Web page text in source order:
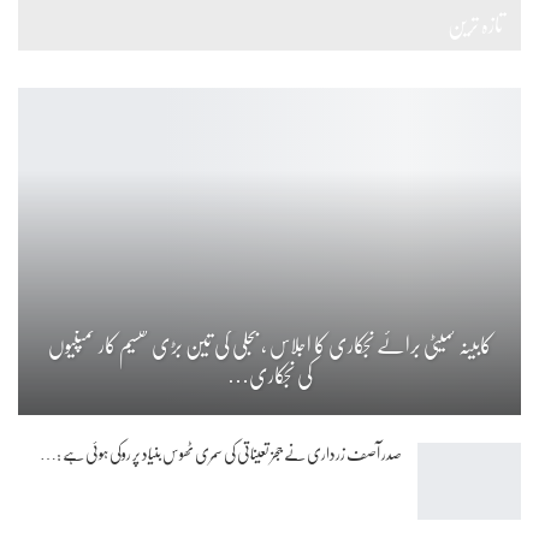
کابینہ کمیٹی برائے نجکاری کا اجلاس ، بجلی کی تین بڑی تقسیم کار کمپنیوں
کی نجکاری…
صدر آصف زرداری نے ججز تعیناتی کی سمری ٹھوس بنیاد پر روکی ہوئی ہے :…